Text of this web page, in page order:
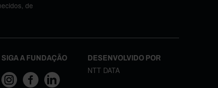
de
SIGA A FUNDAÇÃO DESENVOLVIDO POR
NTT DATA